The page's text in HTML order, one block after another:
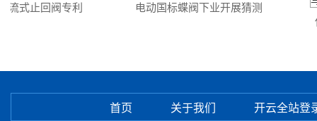
式止回阀专利
电动国标蝶阀下业开展猜测
首页 关于我们 开云全站登